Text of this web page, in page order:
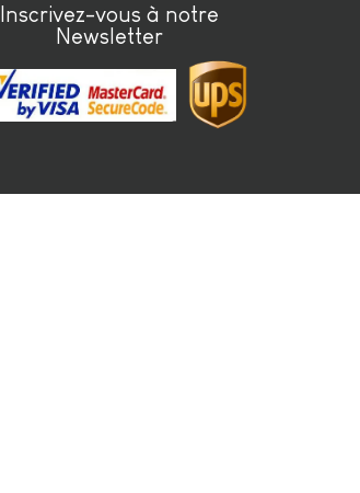
Inscrivez-vous à notre
Newsletter